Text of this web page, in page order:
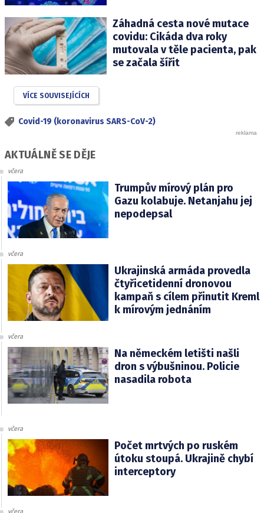
Záhadná cesta nové mutace
covidu: Cikáda dva roky
mutovala v těle pacienta, pak
se začala šířit
VÍCE SOUVISEJÍCÍCH
Covid-19 (koronavirus SARS-CoV-2)
AKTUÁLNĚ SE DĚJE
včera
Trumpův mírový plán pro
Gazu kolabuje. Netanjahu jej
nepodepsal
včera
Ukrajinská armáda provedla
čtyřicetidenní dronovou
kampaň s cílem přinutit Kreml
k mírovým jednáním
včera
Na německém letišti našli
dron s výbušninou. Policie
nasadila robota
včera
Počet mrtvých po ruském
útoku stoupá. Ukrajině chybí
interceptory